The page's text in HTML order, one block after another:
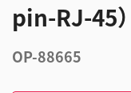
pin-RJ-45
OP-88665